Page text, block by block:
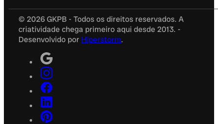
© 2026 GKPB - Todos os direitos reservados. A
criatividade chega primeiro aqui desde 2013. -
Desenvolvido por Hiperstorm.